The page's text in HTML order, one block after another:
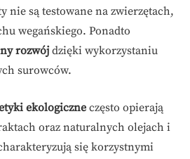
nie są testowane na zwierzętach,
wegańskiego. Ponadto
rozwójdzięki wykorzystaniu
surowców.
ekologiczne często opierają
oraz naturalnych olejach i
się korzystnymi